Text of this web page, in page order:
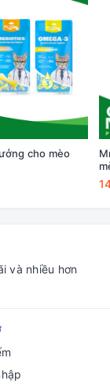
cho mèo
và nhiều hơn